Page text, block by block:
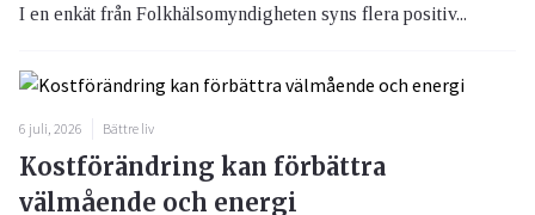
I en enkät från Folkhälsomyndigheten syns flera positiv...
6 juli, 2026 Bättre liv
Kostförändring kan förbättra
välmående och energi